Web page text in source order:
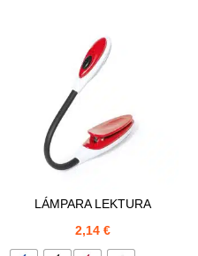
LÁMPARA LEKTURA
2,14 €